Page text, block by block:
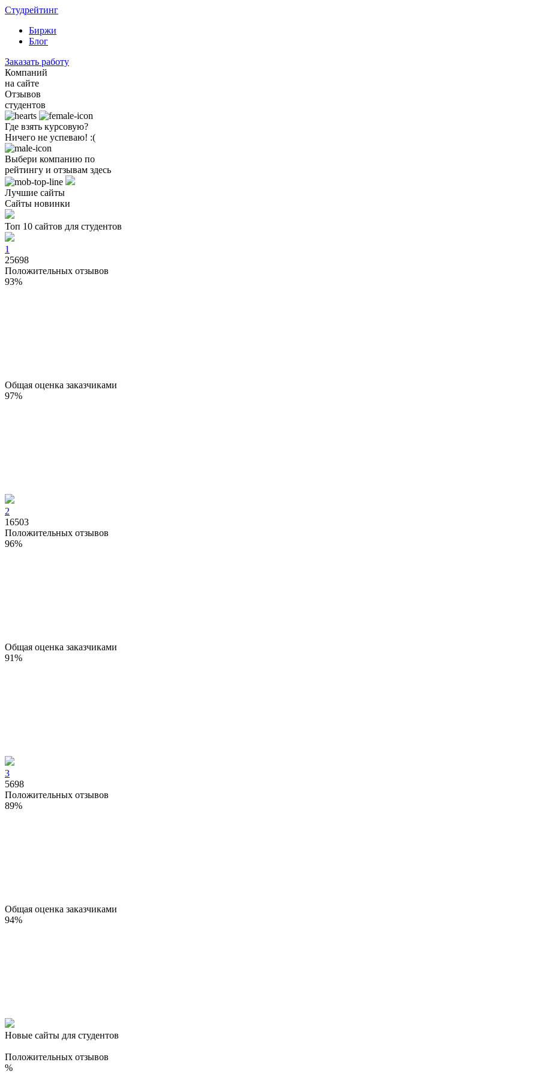
Студрейтинг
Биржи
Блог
Заказать работу
Компаний
на сайте
Отзывов
студентов
Где взять курсовую?
Ничего не успеваю! :(
Выбери компанию по
рейтингу и отзывам здесь
Лучшие сайты
Сайты новинки
Топ 10 сайтов для студентов
1
25698
Положительных отзывов
93%
Общая оценка заказчиками
97%
2
16503
Положительных отзывов
96%
Общая оценка заказчиками
91%
3
5698
Положительных отзывов
89%
Общая оценка заказчиками
94%
Новые сайты для студентов
Положительных отзывов
%